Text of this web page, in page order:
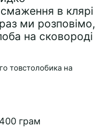
в клярі
ми розповімо,
на сковороді
грам